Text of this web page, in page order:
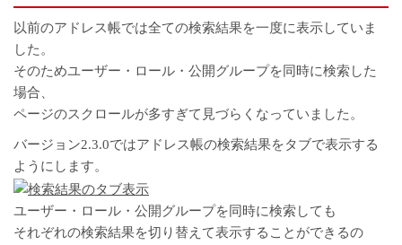
以前のアドレス帳では全ての検索結果を一度に表示していま
した。
そのためユーザー・ロール・公開グループを同時に検索した
場合、
ページのスクロールが多すぎて見づらくなっていました。
バージョン2.3.0ではアドレス帳の検索結果をタブで表示する
ようにします。
ユーザー・ロール・公開グループを同時に検索しても
それぞれの検索結果を切り替えて表示することができるの